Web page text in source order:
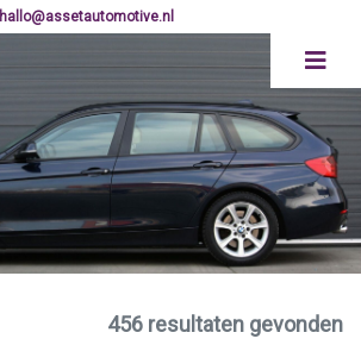
hallo@assetautomotive.nl
456 resultaten gevonden